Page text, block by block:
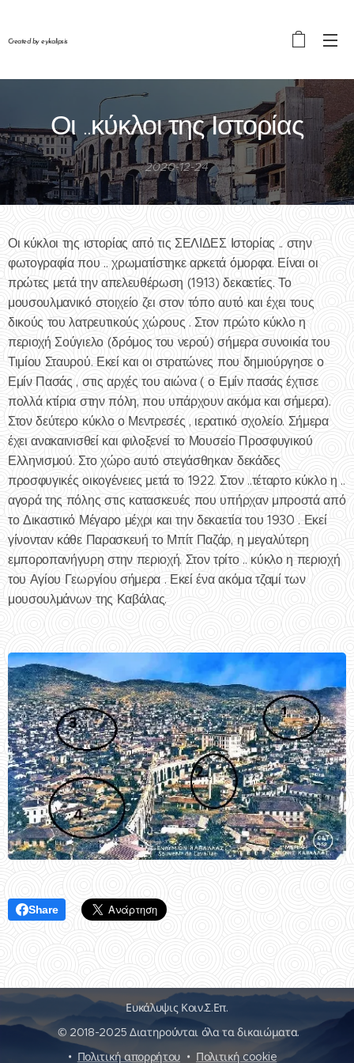
Created by eykalipsis
Οι ..κύκλοι της Ιστορίας
2020-12-24
Οι κύκλοι της ιστορίας από τις ΣΕΛΙΔΕΣ Ιστορίας .. στην
φωτογραφία που .. χρωματίστηκε αρκετά όμορφα. Είναι οι
πρώτες μετά την απελευθέρωση (1913) δεκαετίες. Το
μουσουλμανικό στοιχείο ζει στον τόπο αυτό και έχει τους
δικούς του λατρευτικούς χώρους . Στον πρώτο κύκλο η
περιοχή Σούγιελο (δρόμος του νερού) σήμερα συνοικία του
Τιμίου Σταυρού. Εκεί και οι στρατώνες που δημιούργησε ο
Εμίν Πασάς , στις αρχές του αιώνα ( ο Εμίν πασάς έχτισε
πολλά κτίρια στην πόλη, που υπάρχουν ακόμα και σήμερα).
Στον δεύτερο κύκλο ο Μεντρεσές , ιερατικό σχολείο. Σήμερα
έχει ανακαινισθεί και φιλοξενεί το Μουσείο Προσφυγικού
Ελληνισμού. Στο χώρο αυτό στεγάσθηκαν δεκάδες
προσφυγικές οικογένειες μετά το 1922. Στον ..τέταρτο κύκλο η ..
αγορά της πόλης στις κατασκευές που υπήρχαν μπροστά από
το Δικαστικό Μέγαρο μέχρι και την δεκαετία του 1930 . Εκεί
γίνονταν κάθε Παρασκευή το Μπίτ Παζάρ, η μεγαλύτερη
εμποροπανήγυρη στην περιοχή. Στον τρίτο .. κύκλο η περιοχή
του Αγίου Γεωργίου σήμερα . Εκεί ένα ακόμα τζαμί των
μουσουλμάνων της Καβάλας.
Share
Ευκάλυψις Κοιν.Σ.Επ.
© 2018-2025 Διατηρούνται όλα τα δικαιώματα.
Πολιτική απορρήτου
Πολιτική cookie